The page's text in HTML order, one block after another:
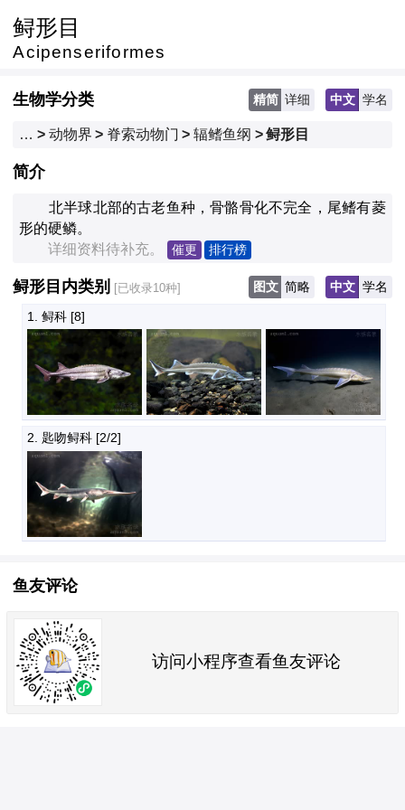
鲟形目
Acipenseriformes
生物学分类 中文 学名
精简 详细
… > 动物界 > 脊索动物门 > 辐鳍鱼纲 >鲟形目
简介
北半球北部的古老鱼种，骨骼骨化不完全，尾鳍有菱
形的硬鳞。
详细资料待补充。
催更 排行榜
中文 学名
图文 简略
鲟形目内类别 [已收录10种]
1. 鲟科 [8]
2. 匙吻鲟科 [2/2]
鱼友评论
访问小程序查看鱼友评论